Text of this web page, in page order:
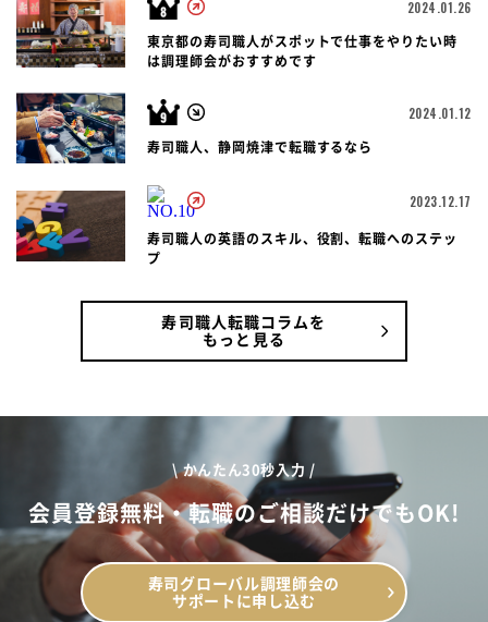
2024.01.26
東京都の寿司職人がスポットで仕事をやりたい時
は調理師会がおすすめです
2024.01.12
寿司職人、静岡焼津で転職するなら
2023.12.17
寿司職人の英語のスキル、役割、転職へのステッ
プ
寿司職人転職コラムを
もっと見る
\ かんたん30秒入力 /
会員登録無料・転職のご相談だけでもOK!
寿司グローバル調理師会の
サポートに申し込む